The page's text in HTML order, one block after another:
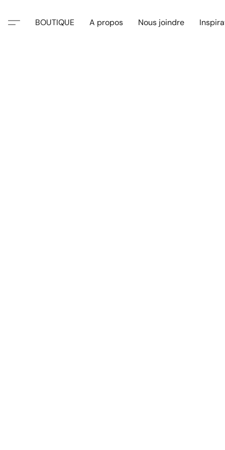
BOUTIQUE A propos Nous joindre